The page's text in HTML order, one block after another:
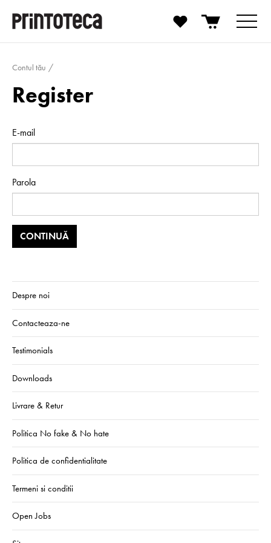
Contul tău
Register
E-mail
Parola
Despre noi
Contacteaza-ne
Testimonials
Downloads
Livrare & Retur
Politica No fake & No hate
Politica de confidentialitate
Termeni si conditii
Open Jobs